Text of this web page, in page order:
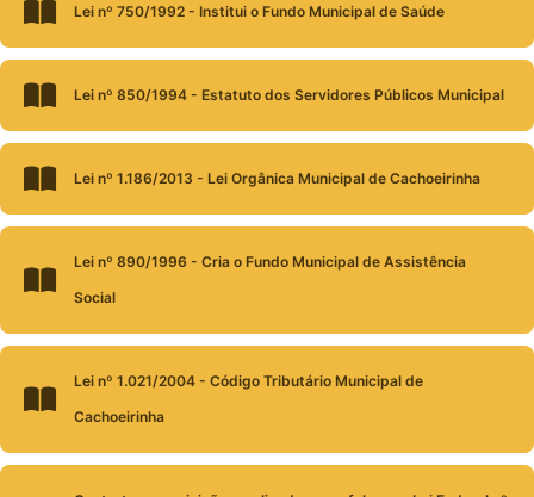
Lei nº 750/1992 - Institui o Fundo Municipal de Saúde
Lei nº 850/1994 - Estatuto dos Servidores Públicos Municipal
Lei nº 1.186/2013 - Lei Orgânica Municipal de Cachoeirinha
Lei nº 890/1996 - Cria o Fundo Municipal de Assistência
Social
Lei nº 1.021/2004 - Código Tributário Municipal de
Cachoeirinha